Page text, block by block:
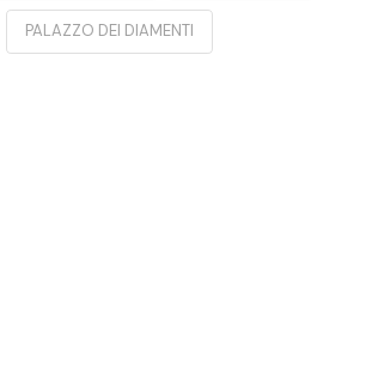
PALAZZO DEI DIAMENTI